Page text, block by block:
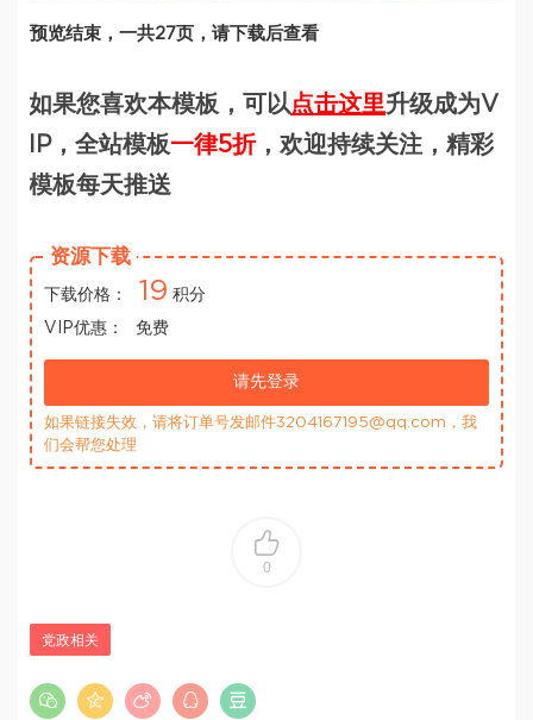
预览结束，一共27页，请下载后查看
如果您喜欢本模板，可以点击这里升级成为V
IP，全站模板一律5折，欢迎持续关注，精彩
模板每天推送
资源下载
下载价格： 19 积分
VIP优惠：
免费
请先登录
如果链接失效，请将订单号发邮件3204167195@qq.com，我
们会帮您处理
0
党政相关